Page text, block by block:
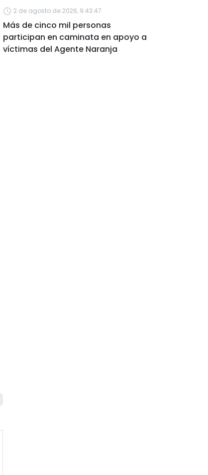
2 de agosto de 2026, 9:43:47
Más de cinco mil personas
participan en caminata en apoyo a
víctimas del Agente Naranja